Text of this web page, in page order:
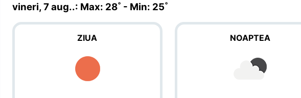
vineri, 7 aug..: Max: 28˚ - Min: 25˚
ZIUA NOAPTEA